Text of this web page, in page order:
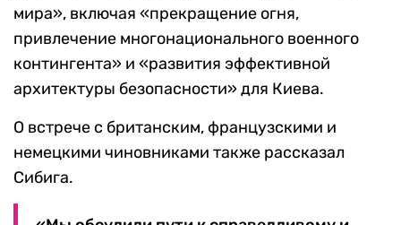
мира», включая «прекращение огня,
привлечение многонационального военного
контингента» и «развития эффективной
архитектуры безопасности» для Киева.
О встрече с британским, французскими и
немецкими чиновниками также рассказал
Сибига.